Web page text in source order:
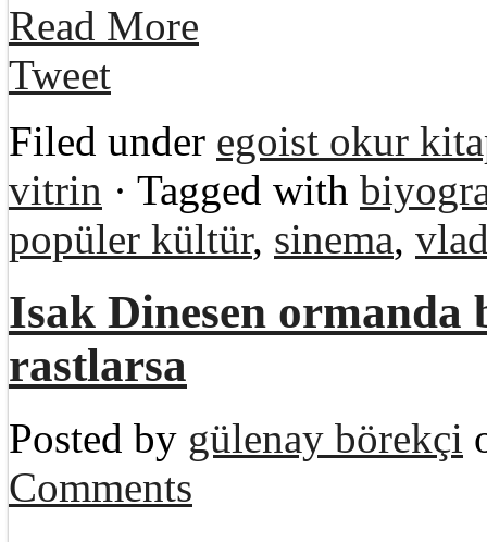
Read More
Tweet
Filed under egoist okur
vitrin · Tagged with
popüler kültür, sinema,
Isak Dinesen ormanda
rastlarsa
Posted by gülenay börekçi
Comments